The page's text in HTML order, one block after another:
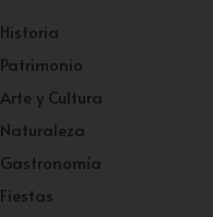
Historia
Patrimonio
Arte y Cultura
Naturaleza
Gastronomía
Fiestas